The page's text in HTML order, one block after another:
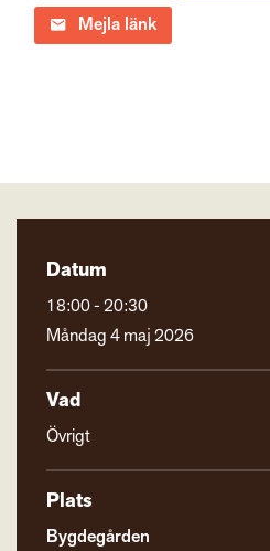
Mejla länk
Datum
18:00 - 20:30
Måndag 4 maj 2026
Vad
Övrigt
Plats
Bygdegården